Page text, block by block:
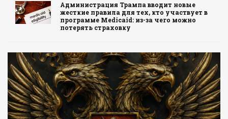
Администрация Трампа вводит новые
жесткие правила для тех, кто участвует в
программе Medicaid: из-за чего можно
потерять страховку